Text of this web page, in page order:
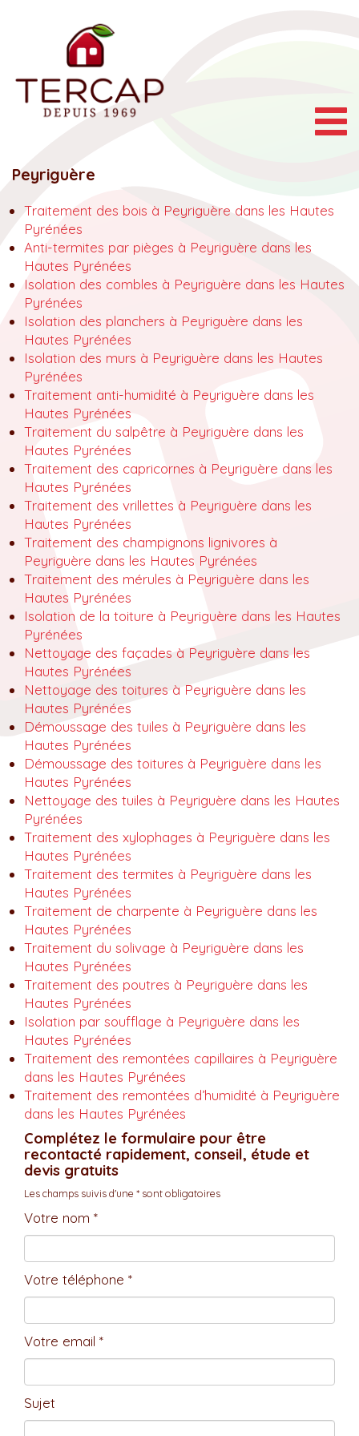
Peyriguère
Traitement des bois à Peyriguère dans les Hautes
Pyrénées
Anti-termites par pièges à Peyriguère dans les
Hautes Pyrénées
Isolation des combles à Peyriguère dans les Hautes
Pyrénées
Isolation des planchers à Peyriguère dans les
Hautes Pyrénées
Isolation des murs à Peyriguère dans les Hautes
Pyrénées
Traitement anti-humidité à Peyriguère dans les
Hautes Pyrénées
Traitement du salpêtre à Peyriguère dans les
Hautes Pyrénées
Traitement des capricornes à Peyriguère dans les
Hautes Pyrénées
Traitement des vrillettes à Peyriguère dans les
Hautes Pyrénées
Traitement des champignons lignivores à
Peyriguère dans les Hautes Pyrénées
Traitement des mérules à Peyriguère dans les
Hautes Pyrénées
Isolation de la toiture à Peyriguère dans les Hautes
Pyrénées
Nettoyage des façades à Peyriguère dans les
Hautes Pyrénées
Nettoyage des toitures à Peyriguère dans les
Hautes Pyrénées
Démoussage des tuiles à Peyriguère dans les
Hautes Pyrénées
Démoussage des toitures à Peyriguère dans les
Hautes Pyrénées
Nettoyage des tuiles à Peyriguère dans les Hautes
Pyrénées
Traitement des xylophages à Peyriguère dans les
Hautes Pyrénées
Traitement des termites à Peyriguère dans les
Hautes Pyrénées
Traitement de charpente à Peyriguère dans les
Hautes Pyrénées
Traitement du solivage à Peyriguère dans les
Hautes Pyrénées
Traitement des poutres à Peyriguère dans les
Hautes Pyrénées
Isolation par soufflage à Peyriguère dans les
Hautes Pyrénées
Traitement des remontées capillaires à Peyriguère
dans les Hautes Pyrénées
Traitement des remontées d’humidité à Peyriguère
dans les Hautes Pyrénées
Complétez le formulaire pour être
recontacté rapidement, conseil, étude et
devis gratuits
Les champs suivis d'une * sont obligatoires
Votre nom *
Votre téléphone *
Votre email *
Sujet